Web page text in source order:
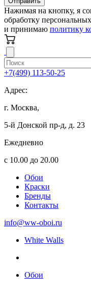
Нажимая на кнопку, я
обработку
и принимаю политику
+7(499) 113-50-25
Адрес:
г. Москва,
5-й Донской пр-д, д. 23
Ежедневно
с 10.00 до 20.00
Обои
Краски
Бренды
Контакты
info@ww-oboi.ru
White Walls
Обои